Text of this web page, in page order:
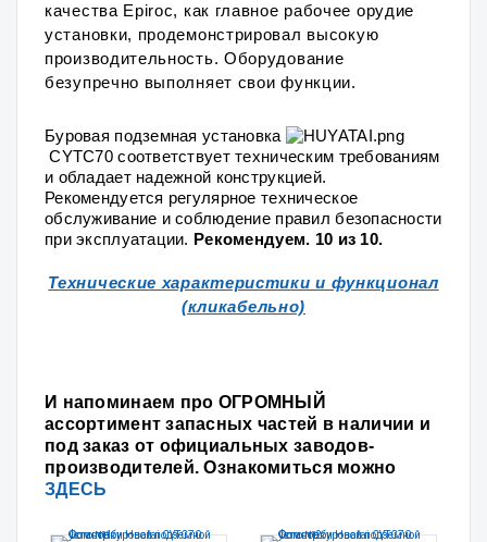
качества Epiroc, как главное рабочее орудие
установки, продемонстрировал высокую
производительность. Оборудование
безупречно выполняет свои функции.
Буровая подземная установка
CYTC70 соответствует техническим требованиям
и обладает надежной конструкцией.
Рекомендуется регулярное техническое
обслуживание и соблюдение правил безопасности
при эксплуатации. Рекомендуем. 10 из 10.
Технические характеристики и функционал
(кликабельно)
И напоминаем про ОГРОМНЫЙ
ассортимент запасных частей в наличии и
под заказ от официальных заводов-
производителей. Ознакомиться можно
ЗДЕСЬ